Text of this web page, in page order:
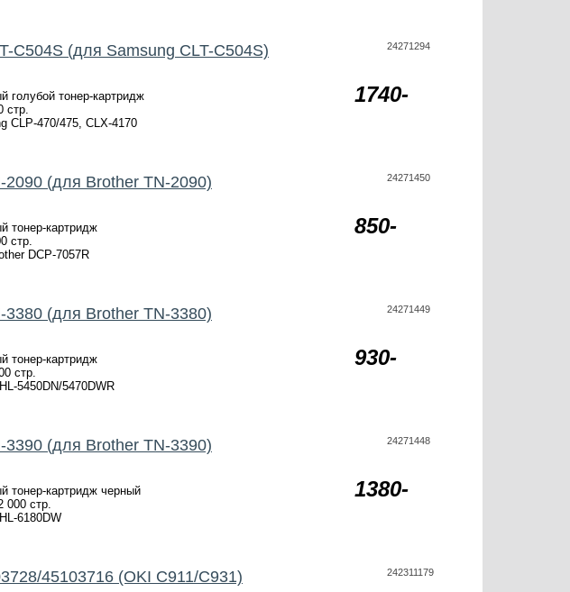
C504S (для Samsung CLT-C504S)
голубой тонер-картридж
стр.
CLP-470/475, CLX-4170
24271294
1740-
2090 (для Brother TN-2090)
тонер-картридж
стр.
DCP-7057R
24271450
850-
3380 (для Brother TN-3380)
тонер-картридж
стр.
5450DN/5470DWR
24271449
930-
3390 (для Brother TN-3390)
тонер-картридж черный
000 стр.
6180DW
24271448
1380-
45103716 (OKI C911/C931) 242311179